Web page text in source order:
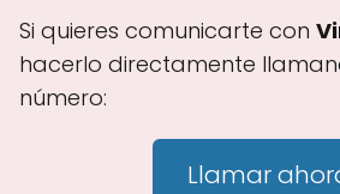
Si quieres comunicarte con
hacerlo directamente
número:
Llamar